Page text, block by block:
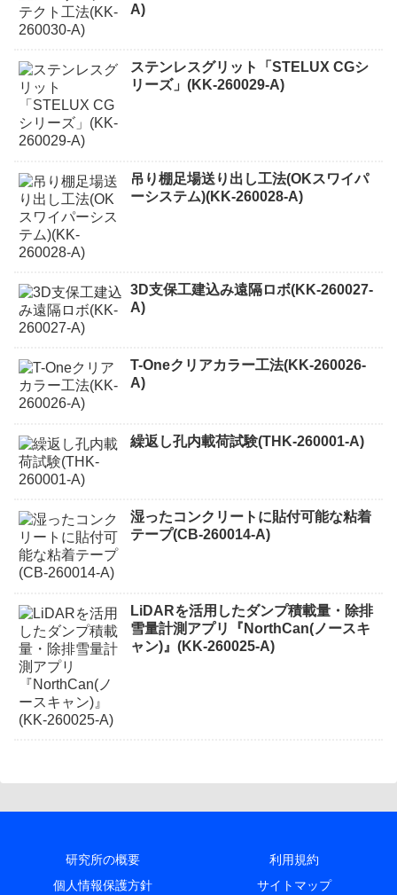
A)
ステンレスグリット「STELUX CGシ
リーズ」(KK-260029-A)
吊り棚足場送り出し工法(OKスワイパ
ーシステム)(KK-260028-A)
3D支保工建込み遠隔ロボ(KK-260027-
A)
T-Oneクリアカラー工法(KK-260026-
A)
繰返し孔内載荷試験(THK-260001-A)
湿ったコンクリートに貼付可能な粘着
テープ(CB-260014-A)
LiDARを活用したダンプ積載量・除排
雪量計測アプリ『NorthCan(ノースキ
ャン)』(KK-260025-A)
研究所の概要
利用規約
個人情報保護方針
サイトマップ